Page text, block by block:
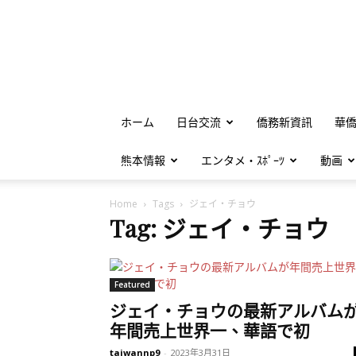
ホーム 日台交流 僑務新資訊 華僑
熊本情報 エンタメ・ｽﾎﾟｰﾂ 動画
Home Tags ジェイ・チョウ
Tag: ジェイ・チョウ
Featured
ジェイ・チョウの最新アルバム
年間売上世界一、華語で初
taiwannp9 - 2023年3月31日